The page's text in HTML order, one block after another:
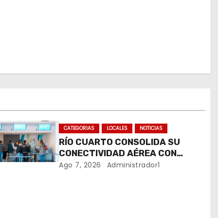
CATEGORIAS LOCALES NOTICIAS
RÍO CUARTO CONSOLIDA SU
CONECTIVIDAD AÉREA CON
CUATRO VUELOS SEMANALES A
Ago 7, 2026 Administrador1